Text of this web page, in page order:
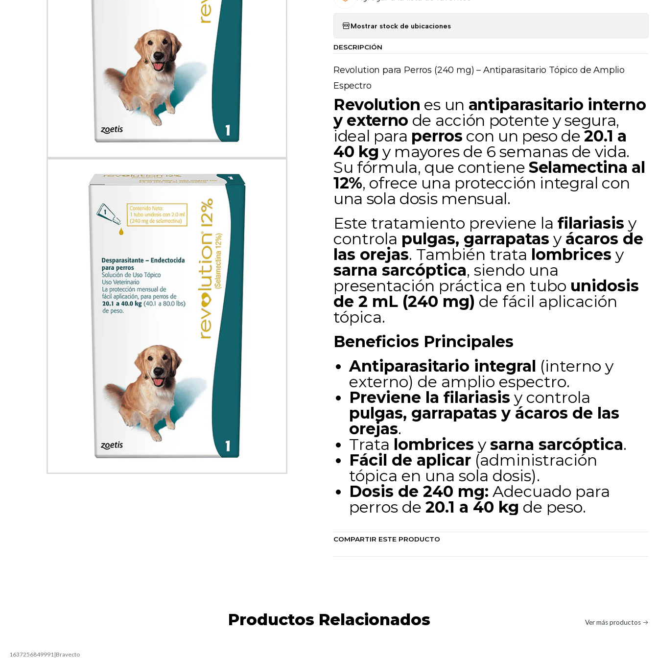
Mostrar stock de ubicaciones
DESCRIPCIÓN
Revolution para Perros (240 mg) – Antiparasitario Tópico de Amplio
Espectro
Revolution es un antiparasitario interno
y externo de acción potente y segura,
ideal para perros con un peso de20.1 a
40 kg y mayores de 6 semanas de vida.
Su fórmula, que contiene Selamectina al
12%, ofrece una protección integral con
una sola dosis mensual.
Este tratamiento previene la filariasis y
controla pulgas, garrapatas y ácaros de
las orejas. También trata lombrices y
sarna sarcóptica, siendo una
presentación práctica en tubo unidosis
de 2 mL (240 mg) de fácil aplicación
tópica.
Beneficios Principales
Antiparasitario integral (interno y
externo) de amplio espectro.
Previene la filariasis y controla
pulgas, garrapatas y ácaros de las
orejas.
Trata lombrices ysarna sarcóptica.
Fácil de aplicar (administración
tópica en una sola dosis).
Dosis de 240 mg: Adecuado para
perros de 20.1 a 40 kg de peso.
COMPARTIR ESTE PRODUCTO
Productos Relacionados Ver más productos
1637256849991 |Bravecto